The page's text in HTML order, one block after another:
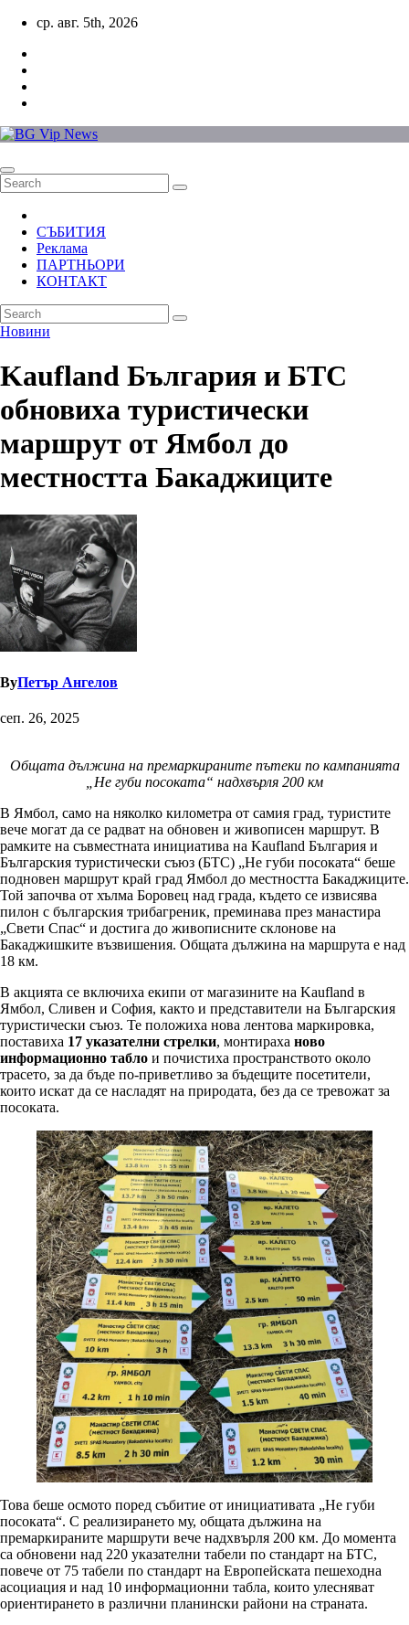
Skip
content
ср. авг. 5th, 2026
СЪБИТИЯ
Реклама
ПАРТНЬОРИ
КОНТАКТ
Новини
Kaufland България и БТС
обновиха туристически
маршрут от Ямбол до
местността Бакаджиците
ByПетър Ангелов
сеп. 26, 2025
Общата дължина на премаркираните пътеки по кампанията
„Не губи посоката“ надхвърля 200 км
В Ямбол, само на няколко километра от самия град, туристите
вече могат да се радват на обновен и живописен маршрут. В
рамките на съвместната инициатива на Kaufland България и
Българския туристически съюз (БТС) „Не губи посоката“ беше
подновен маршрут край град Ямбол до местността Бакаджиците.
Той започва от хълма Боровец над града, където се извисява
пилон с българския трибагреник, преминава през манастира
„Свети Спас“ и достига до живописните склонове на
Бакаджишките възвишения. Общата дължина на маршрута е над
18 км.
В акцията се включиха екипи от магазините на Kaufland в
Ямбол, Сливен и София, както и представители на Българския
туристически съюз. Те положиха нова лентова маркировка,
поставиха 17 указателни стрелки, монтираха ново
информационно табло и почистиха пространството около
трасето, за да бъде по-приветливо за бъдещите посетители,
които искат да се насладят на природата, без да се тревожат за
посоката.
Това беше осмото поред събитие от инициативата „Не губи
посоката“. С реализирането му, общата дължина на
премаркираните маршрути вече надхвърля 200 км. До момента
са обновени над 220 указателни табели по стандарт на БТС,
повече от 75 табели по стандарт на Европейската пешеходна
асоциация и над 10 информационни табла, които улесняват
ориентирането в различни планински райони на страната.